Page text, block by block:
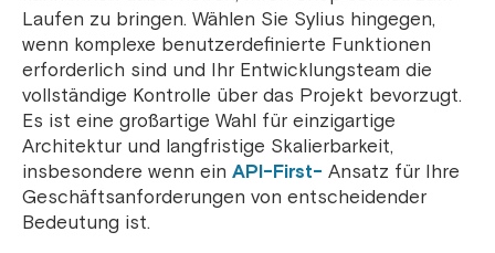
Laufen zu bringen. Wählen Sie Sylius hingegen,
wenn komplexe benutzerdefinierte Funktionen
erforderlich sind und Ihr Entwicklungsteam die
vollständige Kontrolle über das Projekt bevorzugt.
Es ist eine großartige Wahl für einzigartige
Architektur und langfristige Skalierbarkeit,
insbesondere wenn ein API-First- Ansatz für Ihre
Geschäftsanforderungen von entscheidender
Bedeutung ist.